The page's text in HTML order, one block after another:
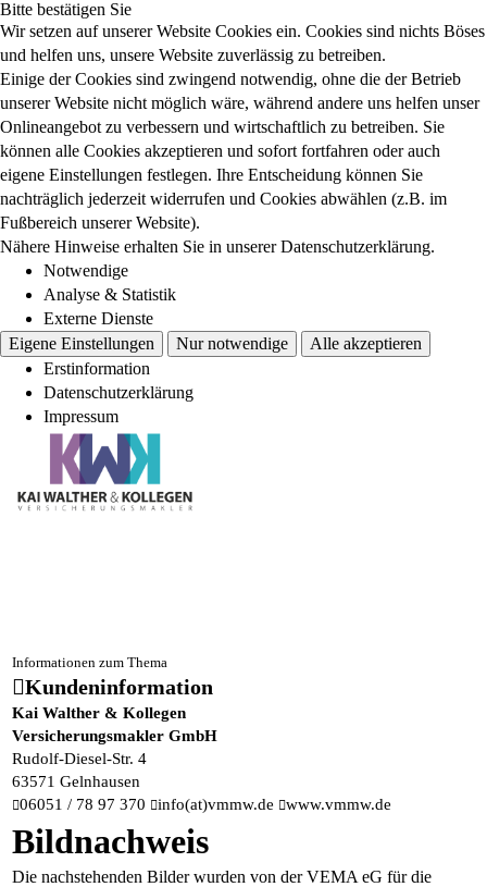
Bitte bestätigen Sie
Wir setzen auf unserer Website Cookies ein. Cookies sind nichts Böses
und helfen uns, unsere Website zuverlässig zu betreiben.
Einige der Cookies sind zwingend notwendig, ohne die der Betrieb
unserer Website nicht möglich wäre, während andere uns helfen unser
Onlineangebot zu verbessern und wirtschaftlich zu betreiben. Sie
können alle Cookies akzeptieren und sofort fortfahren oder auch
eigene Einstellungen festlegen. Ihre Entscheidung können Sie
nachträglich jederzeit widerrufen und Cookies abwählen (z.B. im
Fußbereich unserer Website).
Nähere Hinweise erhalten Sie in unserer Datenschutzerklärung.
Notwendige
Analyse & Statistik
Externe Dienste
Eigene Einstellungen
Nur notwendige
Alle akzeptieren
Erstinformation
Datenschutzerklärung
Impressum
Informationen zum Thema
Kundeninformation
Kai Walther & Kollegen
Versicherungsmakler GmbH
Rudolf-Diesel-Str. 4
63571 Gelnhausen
06051 / 78 97 370
info(at)vmmw.de www.vmmw.de
Bildnachweis
Die nachstehenden Bilder wurden von der VEMA eG für die